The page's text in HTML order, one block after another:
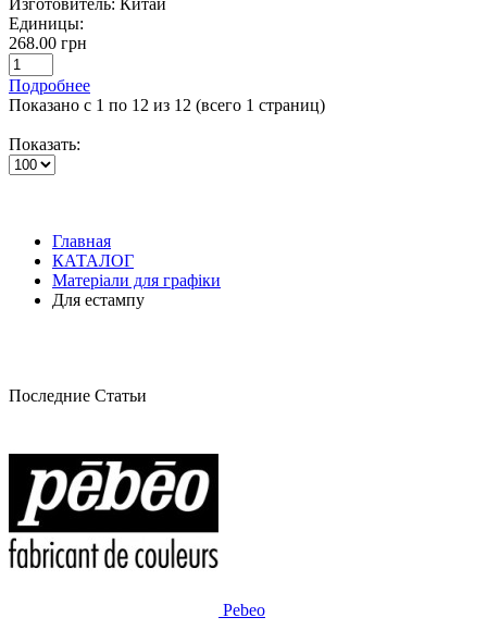
Единицы:
268.00 грн
Подробнее
Показано с 1 по 12 из 12 (всего 1 страниц)
Показать:
Главная
КАТАЛОГ
Матеріали для графіки
Для естампу
Последние Статьи
Pebeo